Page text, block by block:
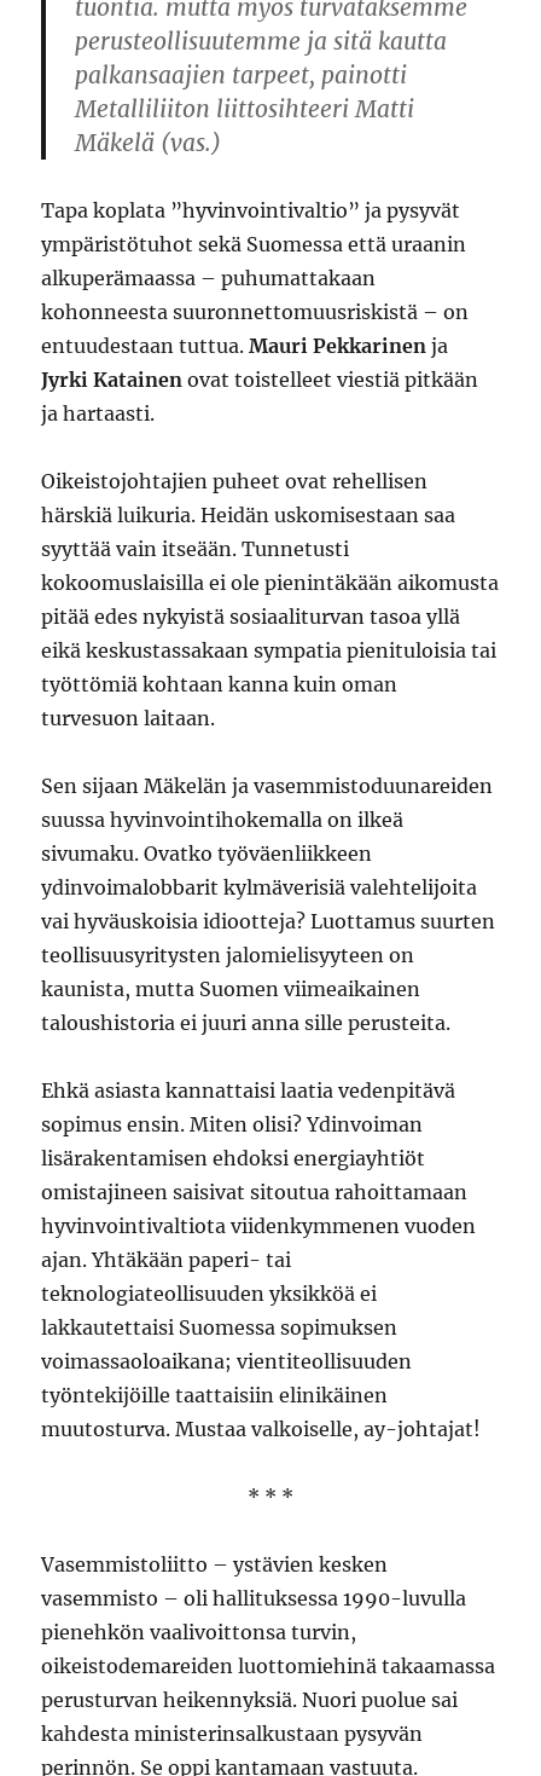
tuontia. mutta myös turvataksemme
perusteollisuutemme ja sitä kautta
palkansaajien tarpeet, painotti
Metalliliiton liittosihteeri Matti
Mäkelä (vas.)
Tapa koplata ”hyvinvointivaltio” ja pysyvät
ympäristötuhot sekä Suomessa että uraanin
alkuperämaassa – puhumattakaan
kohonneesta suuronnettomuusriskistä – on
entuudestaan tuttua.Mauri Pekkarinen ja
Jyrki Katainen ovat toistelleet viestiä pitkään
ja hartaasti.
Oikeistojohtajien puheet ovat rehellisen
härskiä luikuria. Heidän uskomisestaan saa
syyttää vain itseään. Tunnetusti
kokoomuslaisilla ei ole pienintäkään aikomusta
pitää edes nykyistä sosiaaliturvan tasoa yllä
eikä keskustassakaan sympatia pienituloisia tai
työttömiä kohtaan kanna kuin oman
turvesuon laitaan.
Sen sijaan Mäkelän ja vasemmistoduunareiden
suussa hyvinvointihokemalla on ilkeä
sivumaku. Ovatko työväenliikkeen
ydinvoimalobbarit kylmäverisiä valehtelijoita
vai hyväuskoisia idiootteja? Luottamus suurten
teollisuusyritysten jalomielisyyteen on
kaunista, mutta Suomen viimeaikainen
taloushistoria ei juuri anna sille perusteita.
Ehkä asiasta kannattaisi laatia vedenpitävä
sopimus ensin. Miten olisi? Ydinvoiman
lisärakentamisen ehdoksi energiayhtiöt
omistajineen saisivat sitoutua rahoittamaan
hyvinvointivaltiota viidenkymmenen vuoden
ajan. Yhtäkään paperi- tai
teknologiateollisuuden yksikköä ei
lakkautettaisi Suomessa sopimuksen
voimassaoloaikana; vientiteollisuuden
työntekijöille taattaisiin elinikäinen
muutosturva. Mustaa valkoiselle, ay-johtajat!
* * *
Vasemmistoliitto – ystävien kesken
vasemmisto – oli hallituksessa 1990-luvulla
pienehkön vaalivoittonsa turvin,
oikeistodemareiden luottomiehinä takaamassa
perusturvan heikennyksiä. Nuori puolue sai
kahdesta ministerinsalkustaan pysyvän
perinnön. Se oppi kantamaan vastuuta.